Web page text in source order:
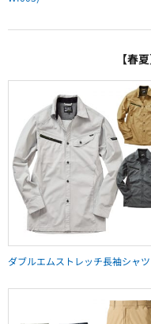
【春
ダブルエムストレッチ長袖シャツ